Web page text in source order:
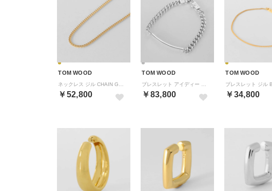
TOM WOOD
￥52,800
TOM WOOD
￥83,800
TOM WOOD
￥34,800